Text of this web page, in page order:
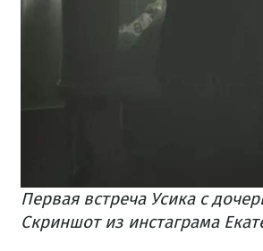
Первая встреча Усика с
Скриншот из инстаграма